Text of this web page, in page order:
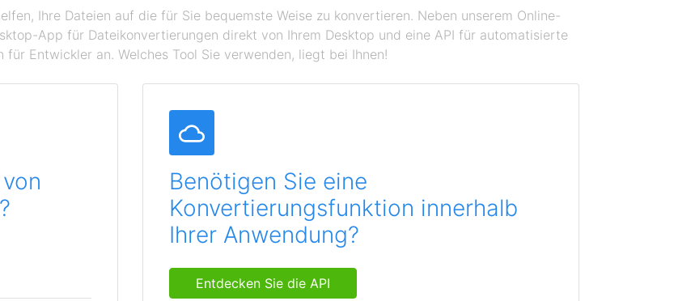
Ihre Dateien auf die für Sie bequemste Weise zu konvertieren. Neben unserem Online-
App für Dateikonvertierungen direkt von Ihrem Desktop und eine API für automatisierte
für Entwickler an. Welches Tool Sie verwenden, liegt bei Ihnen!
Benötigen Sie eine
Konvertierungsfunktion innerhalb
Ihrer Anwendung?
Entdecken Sie die API